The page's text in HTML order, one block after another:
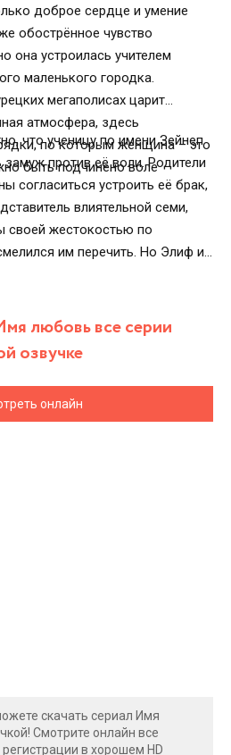
доброе сердце и умение
обострённое чувство
она устроилась учителем
маленького городка.
мегаполисах царит
атмосфера, здесь
по которым женщина – это
быть подчинено воле
что ученицу по имени Зейнеп
против её воли. Родители
согласиться устроить её брак,
влиятельной семи,
своей жестокостью по
им перечить. Но Элиф и
и бросают вызов
любовь все серии
озвучке
онлайн
скачать сериал Имя
Смотрите онлайн все
в хорошем HD